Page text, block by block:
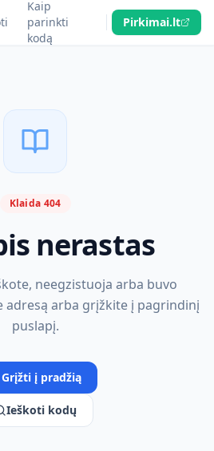
Kaip
parinkti
kodą
Pirkimai.lt
Klaida 404
nerastas
neegzistuoja arba buvo
adresą arba grįžkite į pagrindinį
puslapį.
Grįžti į pradžią
Ieškoti kodų